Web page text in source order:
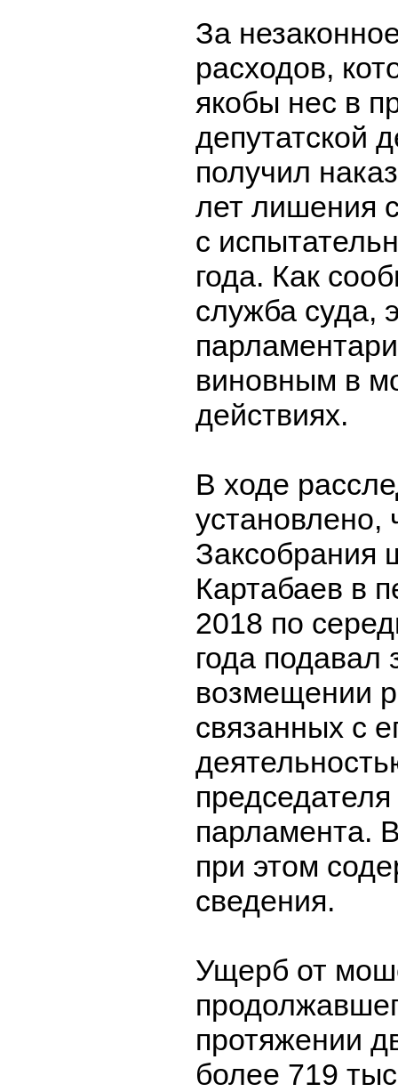
За
расходов,
якобы нес в
депутатской
получил
лет лишения
с
года. Как
служба суда,
виновным в
действиях.
В ходе
установлено,
Заксобрания
Картабаев в
2018 по
года подавал
возмещении
связанных с
парламента.
при этом
сведения.
Ущерб от
протяжении
более 719